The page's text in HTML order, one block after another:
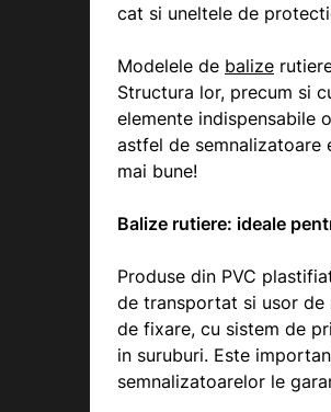
cat si uneltele de
Modelele de balize
Structura lor, precum si
elemente indispensabile
astfel de semnalizatoare
mai bune!
Balize rutiere: ideale
Produse din PVC
de transportat si usor de
de fixare, cu sistem de
in suruburi. Este
semnalizatoarelor le